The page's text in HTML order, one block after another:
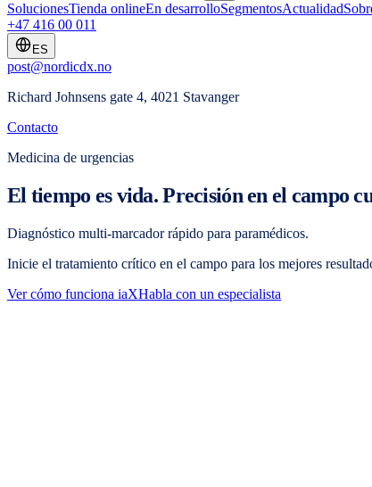
SolucionesTienda onlineEn desarrolloSegmentosActualidad
+47 416 00 011
ES
post@nordicdx.no
Richard Johnsens gate 4, 4021 Stavanger
Contacto
Medicina de urgencias
El tiempo es vida. Precisión en el campo
Diagnóstico multi-marcador rápido para paramédicos.
Inicie el tratamiento crítico en el campo para los mejores
Ver cómo funciona iaXHabla con un especialista